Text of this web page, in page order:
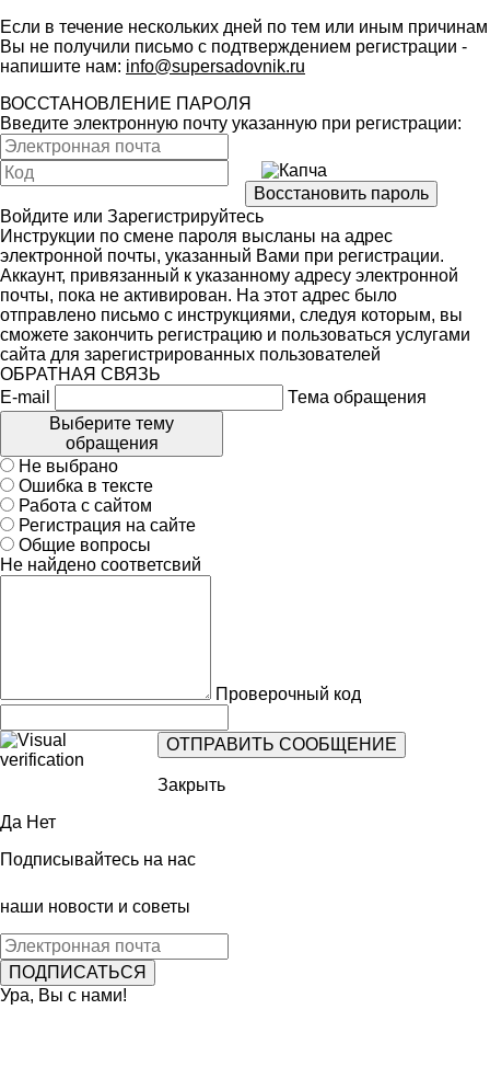
Если в течение нескольких дней по тем или иным причинам
Вы не получили письмо с подтверждением регистрации -
напишите нам: info@supersadovnik.ru
ВОССТАНОВЛЕНИЕ ПАРОЛЯ
Введите электронную почту указанную при регистрации:
Войдите или Зарегистрируйтесь
Инструкции по смене пароля высланы на адрес
электронной почты, указанный Вами при регистрации.
Аккаунт, привязанный к указанному адресу электронной
почты, пока не активирован. На этот адрес было
отправлено письмо с инструкциями, следуя которым, вы
сможете закончить регистрацию и пользоваться услугами
сайта для зарегистрированных пользователей
ОБРАТНАЯ СВЯЗЬ
E-mail
Тема обращения
Выберите тему
обращения
Не выбрано
Ошибка в тексте
Работа с сайтом
Регистрация на сайте
Общие вопросы
Не найдено соответсвий
Проверочный код
Закрыть
Да Нет
Подписывайтесь на нас
наши новости и советы
Ура, Вы с нами!